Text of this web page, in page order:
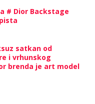
# Dior Backstage
satkan od
i vrhunskog
brenda je art model